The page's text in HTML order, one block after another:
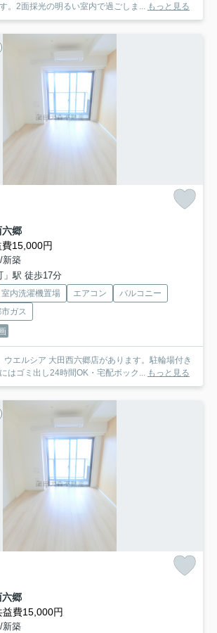
。2面採光の明るい室内で過ごしま... もっと見る
六郷
15,000円
新築
」駅 徒歩17分
室内洗濯機置場 エアコン
バルコニー
ガス
ウエルシア 大田西六郷店があります。駐輪場付き
はゴミ出し24時間OK・宅配ボック... もっと見る
六郷
益費15,000円
新築